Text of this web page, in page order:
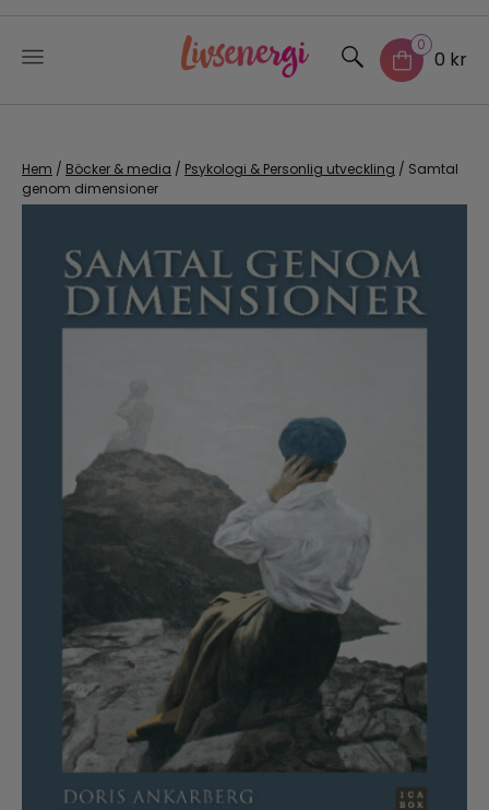
content
0
0 kr
Hem / Böcker & media / Psykologi & Personlig utveckling / Samtal
genom dimensioner